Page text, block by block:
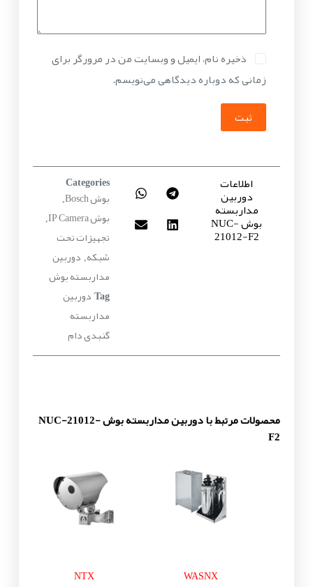
ذخیره نام، ایمیل و وبسایت من در مرورگر برای
زمانی که دوباره دیدگاهی می‌نویسم.
ثبت
اطلاعات
دوربین
مداربسته
بوش NUC-
21012-F2
Categories
بوش Bosch ,
بوش IP Camera ,
تجهیزات تحت
شبکه, دوربین
مداربسته بوش
Tag دوربین
مداربسته
گنبدی دام
محصولات مرتبط با دوربین مداربسته بوش NUC-21012-
F2
WASNX
NTX